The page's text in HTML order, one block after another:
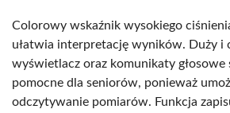
Colorowy wskaźnik wysokiego
ułatwia interpretację wyników. Duży i
wyświetlacz oraz komunikaty głosowe
pomocne dla seniorów, ponieważ
odczytywanie pomiarów. Funkcja